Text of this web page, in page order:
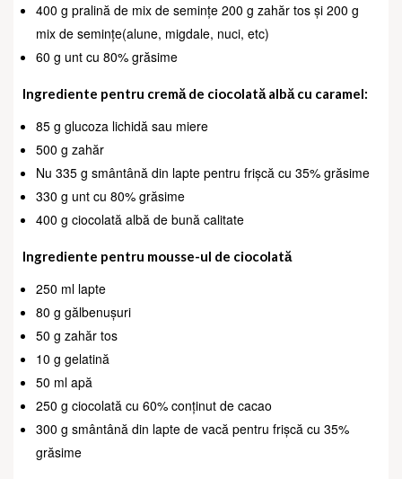
400 g pralină de mix de semințe 200 g zahăr tos și 200 g
mix de semințe(alune, migdale, nuci, etc)
60 g unt cu 80% grăsime
Ingrediente pentru cremă de ciocolată albă cu caramel:
85 g glucoza lichidă sau miere
500 g zahăr
Nu 335 g smântână din lapte pentru frișcă cu 35% grăsime
330 g unt cu 80% grăsime
400 g ciocolată albă de bună calitate
Ingrediente pentru mousse-ul de ciocolată
250 ml lapte
80 g gălbenușuri
50 g zahăr tos
10 g gelatină
50 ml apă
250 g ciocolată cu 60% conținut de cacao
300 g smântână din lapte de vacă pentru frișcă cu 35%
grăsime